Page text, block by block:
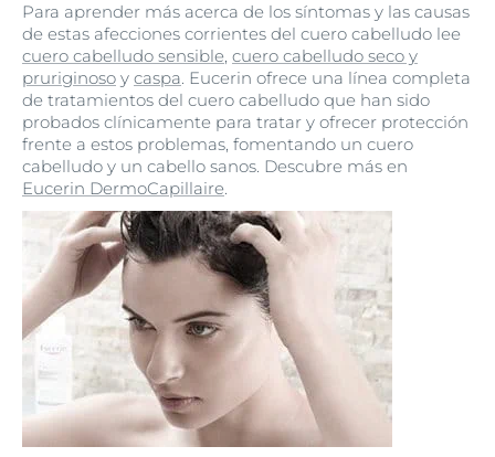
Para aprender más acerca de los síntomas y las causas
de estas afecciones corrientes del cuero cabelludo lee
cuero cabelludo sensible, cuero cabelludo seco y
pruriginoso y caspa. Eucerin ofrece una línea completa
de tratamientos del cuero cabelludo que han sido
probados clínicamente para tratar y ofrecer protección
frente a estos problemas, fomentando un cuero
cabelludo y un cabello sanos. Descubre más en
Eucerin DermoCapillaire.